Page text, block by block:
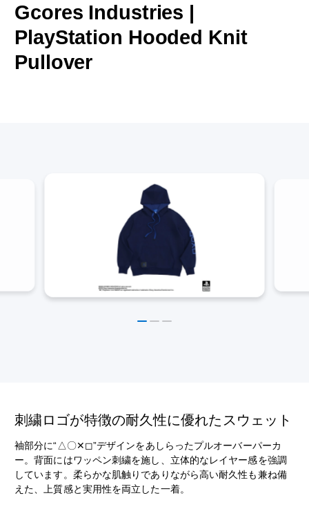
Gcores Industries |
PlayStation Hooded Knit
Pullover
刺繍ロゴが特徴の耐久性に優れたスウェット
袖部分に“△〇✕◻︎”デザインをあしらったプルオーバーパーカ
ー。背面にはワッペン刺繍を施し、立体的なレイヤー感を強調
しています。柔らかな肌触りでありながら高い耐久性も兼ね備
えた、上質感と実用性を両立した一着。